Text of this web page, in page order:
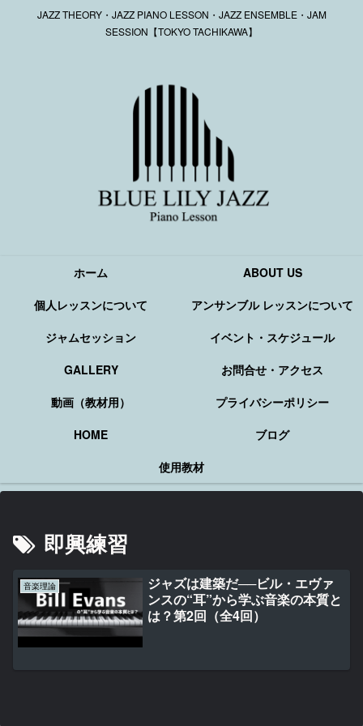
JAZZ THEORY・JAZZ PIANO LESSON・JAZZ ENSEMBLE・JAM
SESSION【TOKYO TACHIKAWA】
ホーム
ABOUT US
個人レッスンについて
アンサンブル レッスンについて
ジャムセッション
イベント・スケジュール
GALLERY
お問合せ・アクセス
動画（教材用）
プライバシーポリシー
HOME
ブログ
使用教材
即興練習
音楽理論
ジャズは建築だ──ビル・エヴァ
ンスの“耳”から学ぶ音楽の本質と
は？第2回（全4回）